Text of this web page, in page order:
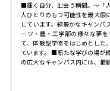
大学入学共通テスト「受験上
配慮案内」の請求
幼稚園教員資格認定試験
■輝く自分、出会う瞬間。～「
人ひとりのもつ可能性を最大限
しています。緑豊かなキャンパ
ーツ・農・工学部の様々な夢
て、体験型学修をはじめとした
ています。 ■新たな学びの場が
の広大なキャンパス内には、最
な学修に対応する施設「大学